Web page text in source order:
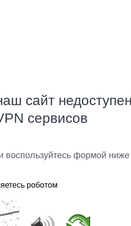
сайт недоступен
сервисов
воспользуйтесь формой
роботом